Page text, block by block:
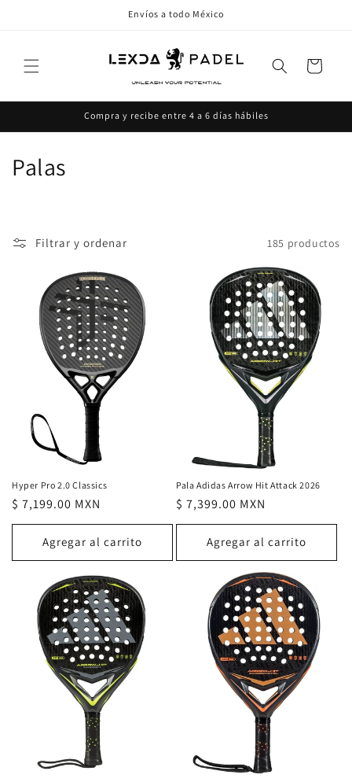
Envíos a todo México
Carrito
Compra y recibe entre 4 a 6 días hábiles
C
e
Palas
Filtrar y ordenar 185 productos
Hyper Pro 2.0 Classics
Precio
habitual
$ 7,199.00 MXN
Agregar al carrito
Pala Adidas Arrow Hit Attack 2026
Precio
habitual
$ 7,399.00 MXN
Agregar al carrito